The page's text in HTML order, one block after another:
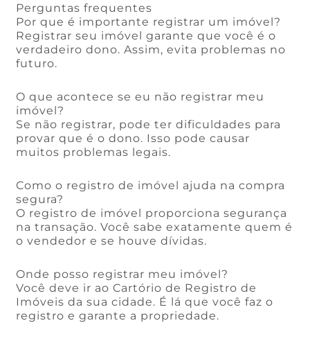
Perguntas frequentes
Por que é importante registrar um imóvel?
Registrar seu imóvel garante que você é o
verdadeiro dono. Assim, evita problemas no
futuro.
O que acontece se eu não registrar meu
imóvel?
Se não registrar, pode ter dificuldades para
provar que é o dono. Isso pode causar
muitos problemas legais.
Como o registro de imóvel ajuda na compra
segura?
O registro de imóvel proporciona segurança
na transação. Você sabe exatamente quem é
o vendedor e se houve dívidas.
Onde posso registrar meu imóvel?
Você deve ir ao Cartório de Registro de
Imóveis da sua cidade. É lá que você faz o
registro e garante a propriedade.